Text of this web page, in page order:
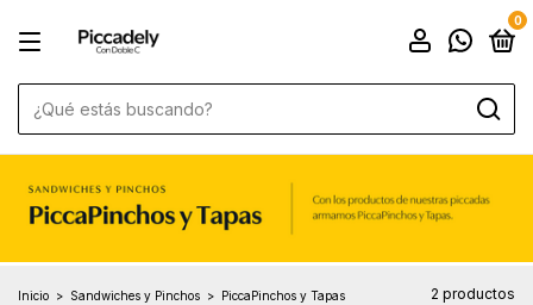
0
Inicio > Sandwiches y Pinchos > PiccaPinchos y Tapas 2 productos